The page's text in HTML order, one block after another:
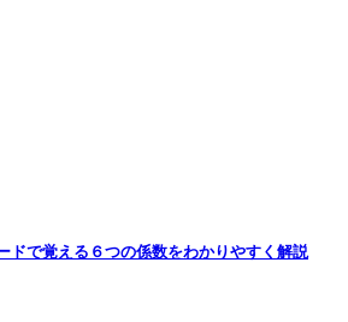
ドで覚える６つの係数をわかりやすく解説